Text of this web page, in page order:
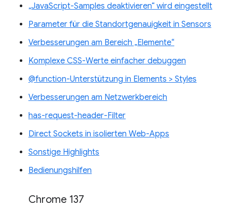
„JavaScript-Samples deaktivieren“ wird eingestellt
Parameter für die Standortgenauigkeit in Sensors
Verbesserungen am Bereich „Elemente“
Komplexe CSS-Werte einfacher debuggen
@function-Unterstützung in Elements > Styles
Verbesserungen am Netzwerkbereich
has-request-header-Filter
Direct Sockets in isolierten Web-Apps
Sonstige Highlights
Bedienungshilfen
Chrome 137